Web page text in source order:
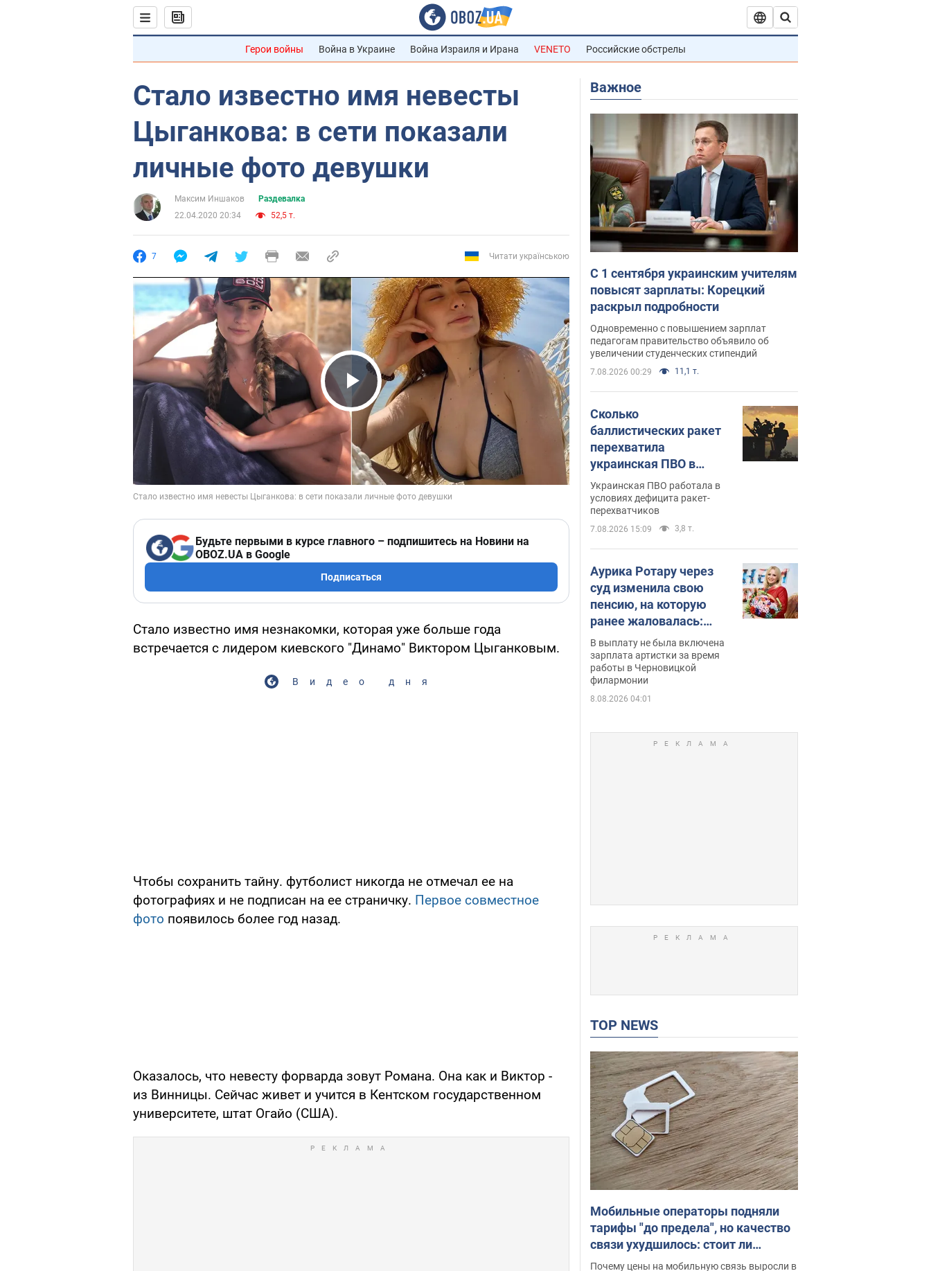
Герои войны Война в Украине Война Израиля и Ирана VENETO Российские обстрелы
Стало известно имя невесты
Цыганкова: в сети показали
личные фото девушки
Максим Иншаков
Раздевалка
22.04.2020 20:34
52,5 т.
7 Читати українською
Play Video
Будьте первыми в курсе главного – подпишитесь на Новини на
OBOZ.UA в Google
Подписаться
Стало известно имя незнакомки, которая уже больше года
встречается с лидером киевского "Динамо" Виктором Цыганковым.
Видео дня
Чтобы сохранить тайну. футболист никогда не отмечал ее на
фотографиях и не подписан на ее страничку. Первое совместное
фото появилось более год назад.
Оказалось, что невесту форварда зовут Романа. Она как и Виктор -
из Винницы. Сейчас живет и учится в Кентском государственном
университете, штат Огайо (США).
Важное
С 1 сентября украинским учителям
повысят зарплаты: Корецкий
раскрыл подробности
Одновременно с повышением зарплат
педагогам правительство объявило об
увеличении студенческих стипендий
7.08.2026 00:29 11,1 т.
Сколько
баллистических ракет
перехватила
украинская ПВО в
июле: в Минобороны
назвали цифру
Украинская ПВО работала в
условиях дефицита ракет-
перехватчиков
7.08.2026 15:09 3,8 т.
Аурика Ротару через
суд изменила свою
пенсию, на которую
ранее жаловалась:
сколько получала
певица
В выплату не была включена
зарплата артистки за время
работы в Черновицкой
филармонии
8.08.2026 04:01
TOP NEWS
Мобильные операторы подняли
тарифы "до предела", но качество
связи ухудшилось: стоит ли
жаловаться на цены
Почему цены на мобильную связь выросли в